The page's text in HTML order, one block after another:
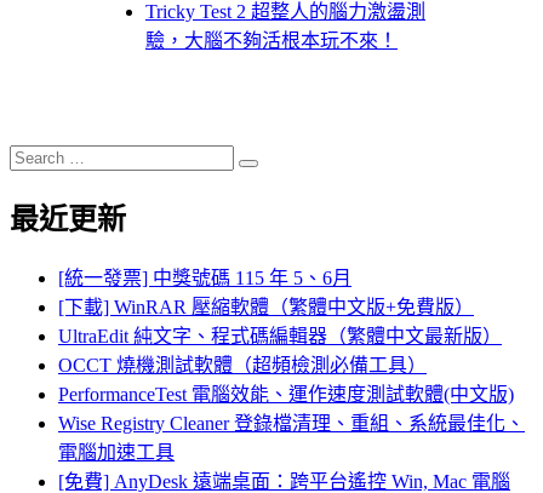
Tricky Test 2 超整人的腦力激盪測
驗，大腦不夠活根本玩不來！
Search
for:
Search
最近更新
[統一發票] 中獎號碼 115 年 5、6月
[下載] WinRAR 壓縮軟體（繁體中文版+免費版）
UltraEdit 純文字、程式碼編輯器（繁體中文最新版）
OCCT 燒機測試軟體（超頻檢測必備工具）
PerformanceTest 電腦效能、運作速度測試軟體(中文版)
Wise Registry Cleaner 登錄檔清理、重組、系統最佳化、
電腦加速工具
[免費] AnyDesk 遠端桌面：跨平台遙控 Win, Mac 電腦